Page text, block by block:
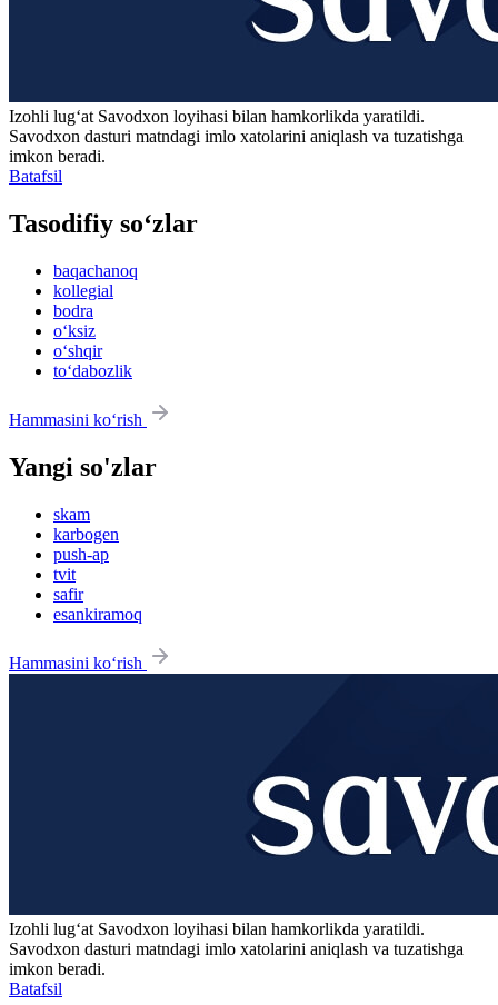
Izohli lugʻat Savodxon loyihasi bilan hamkorlikda yaratildi.
Savodxon dasturi matndagi imlo xatolarini aniqlash va tuzatishga
imkon beradi.
Batafsil
Tasodifiy so‘zlar
baqachanoq
kollegial
bodra
o‘ksiz
o‘shqir
to‘dabozlik
Hammasini ko‘rish
Yangi so'zlar
skam
karbogen
push-ap
tvit
safir
esankiramoq
Hammasini ko‘rish
Izohli lugʻat Savodxon loyihasi bilan hamkorlikda yaratildi.
Savodxon dasturi matndagi imlo xatolarini aniqlash va tuzatishga
imkon beradi.
Batafsil